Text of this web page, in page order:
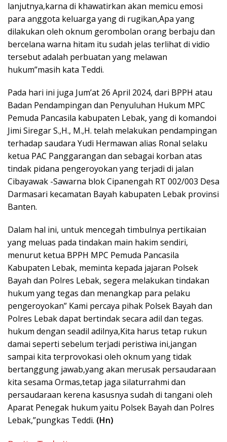
lanjutnya,karna di khawatirkan akan memicu emosi
para anggota keluarga yang di rugikan,Apa yang
dilakukan oleh oknum gerombolan orang berbaju dan
bercelana warna hitam itu sudah jelas terlihat di vidio
tersebut adalah perbuatan yang melawan
hukum”masih kata Teddi.
Pada hari ini juga Jum’at 26 April 2024, dari BPPH atau
Badan Pendampingan dan Penyuluhan Hukum MPC
Pemuda Pancasila kabupaten Lebak, yang di komandoi
Jimi Siregar S.,H., M.,H. telah melakukan pendampingan
terhadap saudara Yudi Hermawan alias Ronal selaku
ketua PAC Panggarangan dan sebagai korban atas
tindak pidana pengeroyokan yang terjadi di jalan
Cibayawak -Sawarna blok Cipanengah RT 002/003 Desa
Darmasari kecamatan Bayah kabupaten Lebak provinsi
Banten.
Dalam hal ini, untuk mencegah timbulnya pertikaian
yang meluas pada tindakan main hakim sendiri,
menurut ketua BPPH MPC Pemuda Pancasila
Kabupaten Lebak, meminta kepada jajaran Polsek
Bayah dan Polres Lebak, segera melakukan tindakan
hukum yang tegas dan menangkap para pelaku
pengeroyokan” Kami percaya pihak Polsek Bayah dan
Polres Lebak dapat bertindak secara adil dan tegas.
hukum dengan seadil adilnya,Kita harus tetap rukun
damai seperti sebelum terjadi peristiwa ini,jangan
sampai kita terprovokasi oleh oknum yang tidak
bertanggung jawab,yang akan merusak persaudaraan
kita sesama Ormas,tetap jaga silaturrahmi dan
persaudaraan kerena kasusnya sudah di tangani oleh
Aparat Penegak hukum yaitu Polsek Bayah dan Polres
Lebak,”pungkas Teddi. (Hn)